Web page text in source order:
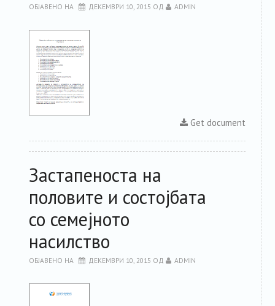
ОБЈАВЕНО НА ДЕКЕМВРИ 10, 2015 ОД ADMIN
Get document
Застапеноста на
половите и состојбата
со семејното
насилство
ОБЈАВЕНО НА ДЕКЕМВРИ 10, 2015 ОД ADMIN